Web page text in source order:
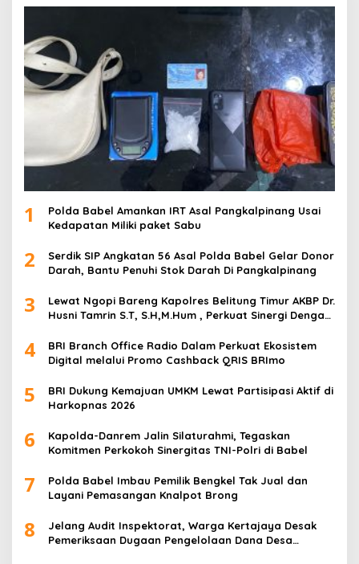
1
Polda Babel Amankan IRT Asal Pangkalpinang Usai
Kedapatan Miliki paket Sabu
2
Serdik SIP Angkatan 56 Asal Polda Babel Gelar Donor
Darah, Bantu Penuhi Stok Darah Di Pangkalpinang
3
Lewat Ngopi Bareng Kapolres Belitung Timur AKBP Dr.
Husni Tamrin S.T, S.H,M.Hum , Perkuat Sinergi Dengan
4
BRI Branch Office Radio Dalam Perkuat Ekosistem
Digital melalui Promo Cashback QRIS BRImo
5
BRI Dukung Kemajuan UMKM Lewat Partisipasi Aktif di
Harkopnas 2026
6
Kapolda-Danrem Jalin Silaturahmi, Tegaskan
Komitmen Perkokoh Sinergitas TNI-Polri di Babel
7
Polda Babel Imbau Pemilik Bengkel Tak Jual dan
Layani Pemasangan Knalpot Brong
8
Jelang Audit Inspektorat, Warga Kertajaya Desak
Pemeriksaan Dugaan Pengelolaan Dana Desa